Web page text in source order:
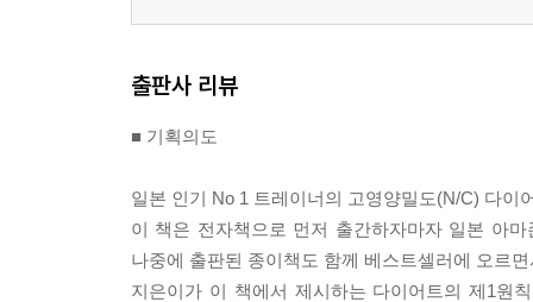
극단적인 소식과 운동은 우리 몸을 망친다
3개월 만에 만든 몸을 3개월 이상 유지해야
3장 완결판! 고영양밀도 다이어트
1. 살찌지 않는 고영양밀도 식품의 비밀
미네랄과 비타민이 체지방을 연소시킨다
출판사 리뷰
■ 기획의도
일본 인기 No 1 트레이너의 고영양밀도(N/C) 다이
이 책은 전자책으로 먼저 출간하자마자 일본 아
나중에 출판된 종이책도 함께 베스트셀러에 오르
지은이가 이 책에서 제시하는 다이어트의 제1원